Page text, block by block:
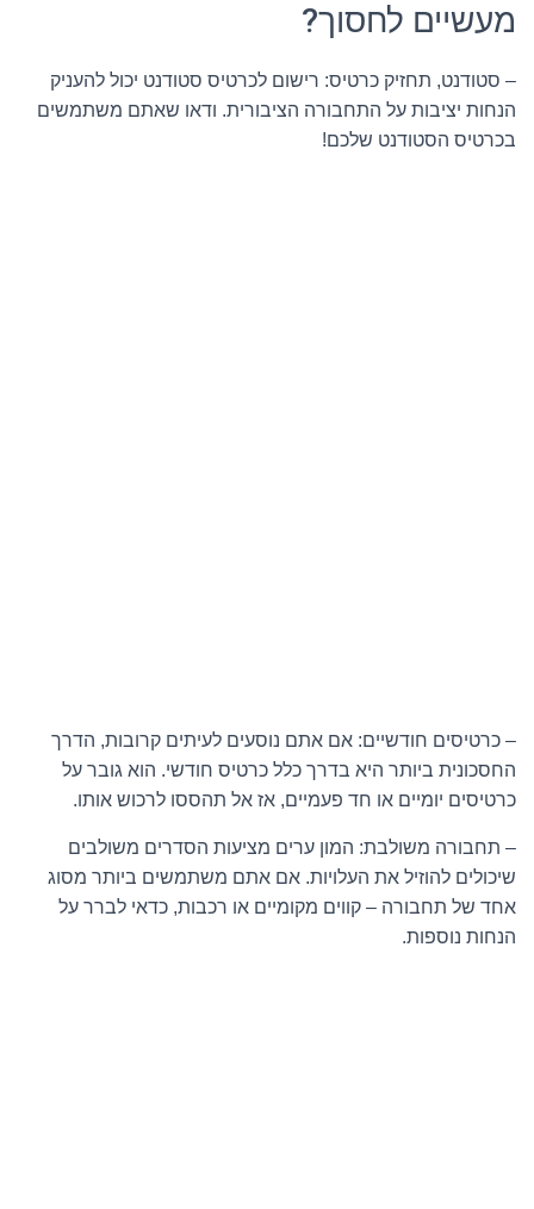
מעשיים לחסוך?
– סטודנט, תחזיק כרטיס: רישום לכרטיס סטודנט יכול להעניק
הנחות יציבות על התחבורה הציבורית. ודאו שאתם משתמשים
בכרטיס הסטודנט שלכם!
– כרטיסים חודשיים: אם אתם נוסעים לעיתים קרובות, הדרך
החסכונית ביותר היא בדרך כלל כרטיס חודשי. הוא גובר על
כרטיסים יומיים או חד פעמיים, אז אל תהססו לרכוש אותו.
– תחבורה משולבת: המון ערים מציעות הסדרים משולבים
שיכולים להוזיל את העלויות. אם אתם משתמשים ביותר מסוג
אחד של תחבורה – קווים מקומיים או רכבות, כדאי לברר על
הנחות נוספות.